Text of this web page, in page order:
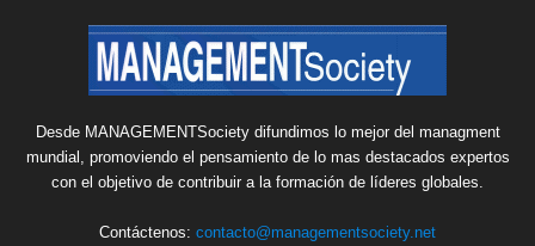
Desde MANAGEMENTSociety difundimos lo mejor del managment
mundial, promoviendo el pensamiento de lo mas destacados expertos
con el objetivo de contribuir a la formación de líderes globales.
Contáctenos: contacto@managementsociety.net